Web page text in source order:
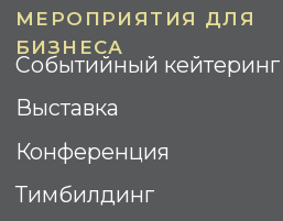
Бизнес-завтрак
Коктейль
Street Food
ИНФОРМАЦИЯ
О компании